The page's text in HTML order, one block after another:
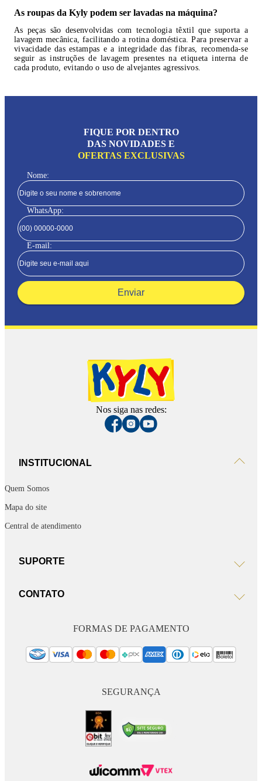
As roupas da Kyly podem ser lavadas na máquina?
As peças são desenvolvidas com tecnologia têxtil que suporta a
lavagem mecânica, facilitando a rotina doméstica. Para preservar a
vivacidade das estampas e a integridade das fibras, recomenda-se
seguir as instruções de lavagem presentes na etiqueta interna de
cada produto, evitando o uso de alvejantes agressivos.
FIQUE POR DENTRO
DAS NOVIDADES E
OFERTAS EXCLUSIVAS
Nome:
WhatsApp:
E-mail:
Enviar
Nos siga nas redes:
INSTITUCIONAL
Quem Somos
Mapa do site
Central de atendimento
SUPORTE
CONTATO
FORMAS DE PAGAMENTO
SEGURANÇA